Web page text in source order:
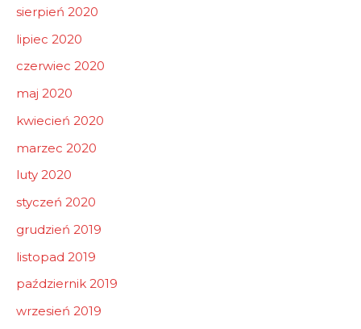
sierpień 2020
lipiec 2020
czerwiec 2020
maj 2020
kwiecień 2020
marzec 2020
luty 2020
styczeń 2020
grudzień 2019
listopad 2019
październik 2019
wrzesień 2019